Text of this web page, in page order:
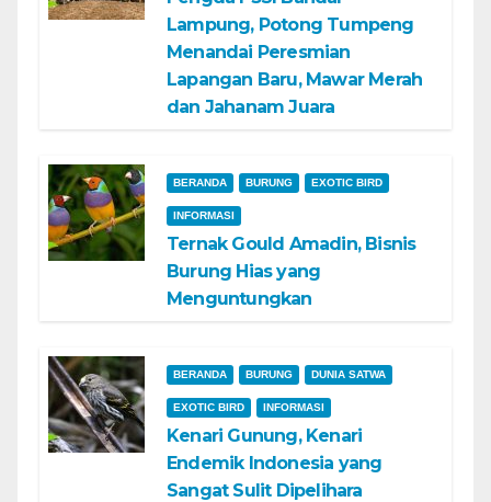
Lampung, Potong Tumpeng
Menandai Peresmian
Lapangan Baru, Mawar Merah
dan Jahanam Juara
BERANDA BURUNG EXOTIC BIRD
INFORMASI
Ternak Gould Amadin, Bisnis
Burung Hias yang
Menguntungkan
BERANDA BURUNG DUNIA SATWA
EXOTIC BIRD INFORMASI
Kenari Gunung, Kenari
Endemik Indonesia yang
Sangat Sulit Dipelihara